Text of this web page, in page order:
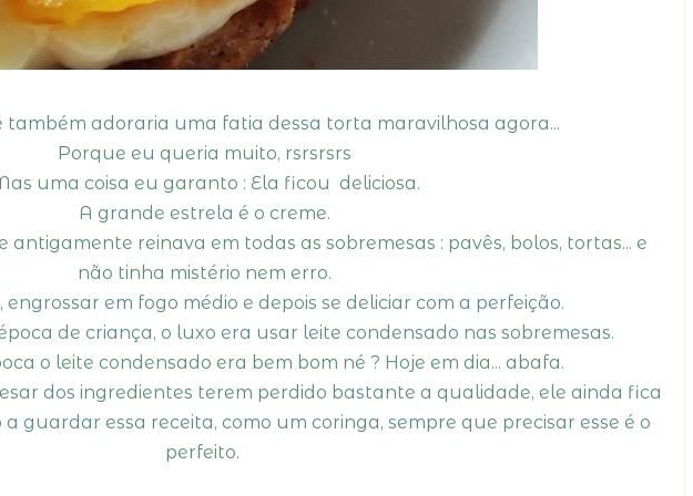
também adoraria uma fatia dessa torta maravilhosa agora...
Porque eu queria muito, rsrsrsrs
uma coisa eu garanto : Ela ficou deliciosa.
A grande estrela é o creme.
antigamente reinava em todas as sobremesas : pavês, bolos, tortas... e
não tinha mistério nem erro.
em fogo médio e depois se deliciar com a perfeição.
de criança, o luxo era usar leite condensado nas sobremesas.
o leite condensado era bem bom né ? Hoje em dia... abafa.
dos ingredientes terem perdido bastante a qualidade, ele ainda fica
guardar essa receita, como um coringa, sempre que precisar esse é o
perfeito.